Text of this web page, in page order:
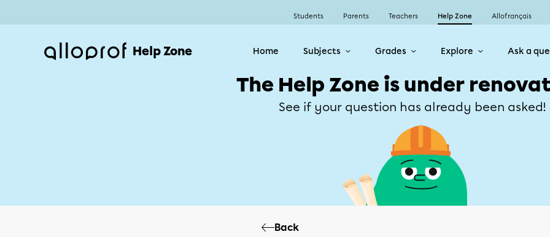
Students Parents Teachers Help Zone Allofrançais
Help Zone Home Subjects Grades Explore Ask a
The Help Zone is under
See if your question has already been asked!
Back